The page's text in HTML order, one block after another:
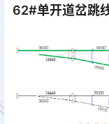
62#单开道岔跳